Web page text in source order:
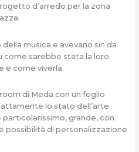
d’arredo per la zona
musica e avevano sin da
come sarebbe stata la loro
e come viverla.
di Meda con un foglio
lo stato dell’arte
grande, con
possibilità di personalizzazione